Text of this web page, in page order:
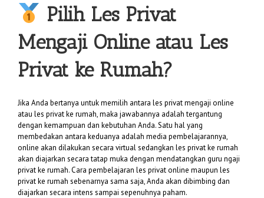
Pilih Les Privat
Mengaji Online atau Les
Privat ke Rumah?
Jika Anda bertanya untuk memilih antara les privat mengaji online
atau les privat ke rumah, maka jawabannya adalah tergantung
dengan kemampuan dan kebutuhan Anda. Satu hal yang
membedakan antara keduanya adalah media pembelajarannya,
online akan dilakukan secara virtual sedangkan les privat ke rumah
akan diajarkan secara tatap muka dengan mendatangkan guru ngaji
privat ke rumah. Cara pembelajaran les privat online maupun les
privat ke rumah sebenarnya sama saja, Anda akan dibimbing dan
diajarkan secara intens sampai sepenuhnya paham.